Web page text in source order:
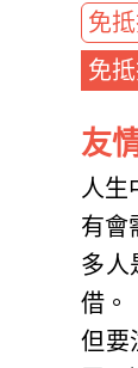
免
免
友
人生
有會
多人
借。
但要